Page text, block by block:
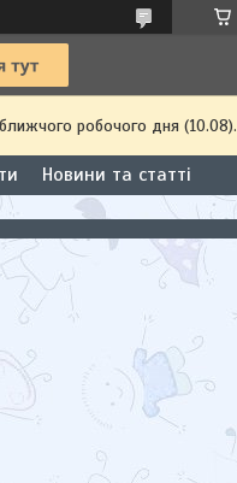
робочого дня (10.08).
Новини та статті